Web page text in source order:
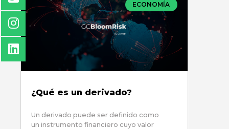
ECONOMÍA
¿Qué es un derivado?
Un derivado puede ser definido como
un instrumento financiero cuyo valor